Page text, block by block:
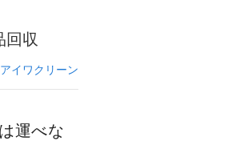
回収
イワクリーン
運べな